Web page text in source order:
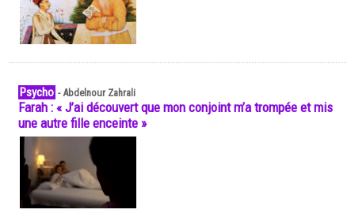
Psycho -Abdelnour Zahrali
Farah : « J’ai découvert que mon conjoint m’a trompée et mis
une autre fille enceinte »